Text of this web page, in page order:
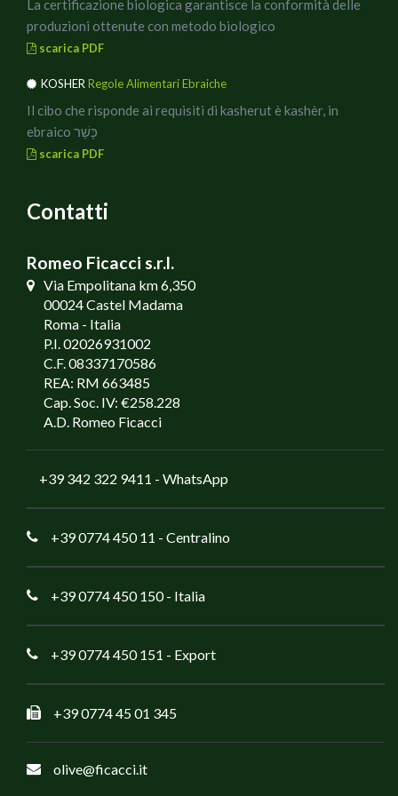
La certificazione biologica garantisce la conformità delle
produzioni ottenute con metodo biologico
scarica PDF
KOSHER Regole Alimentari Ebraiche
Il cibo che risponde ai requisiti di kasherut è kashèr, in
ebraico כָּשֵׁר
scarica PDF
Contatti
Romeo Ficacci s.r.l.
Via Empolitana km 6,350
00024 Castel Madama
Roma - Italia
P.I. 02026931002
C.F. 08337170586
REA: RM 663485
Cap. Soc. IV: €258.228
A.D. Romeo Ficacci
+39 342 322 9411 - WhatsApp
+39 0774 450 11 - Centralino
+39 0774 450 150- Italia
+39 0774 450 151 - Export
+39 0774 45 01 345
olive@ficacci.it